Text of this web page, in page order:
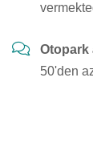
Otopark
50'den